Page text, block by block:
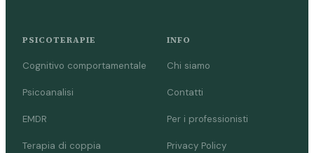
PSICOTERAPIE
Cognitivo comportamentale
Psicoanalisi
EMDR
Terapia di coppia
INFO
Chi siamo
Contatti
Per i professionisti
Privacy Policy